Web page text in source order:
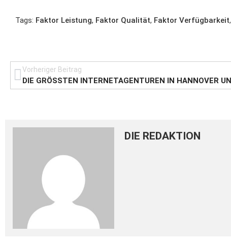
Tags: Faktor Leistung, Faktor Qualität, Faktor Verfügbarkeit,
Vorheriger Beitrag
DIE REDAKTION